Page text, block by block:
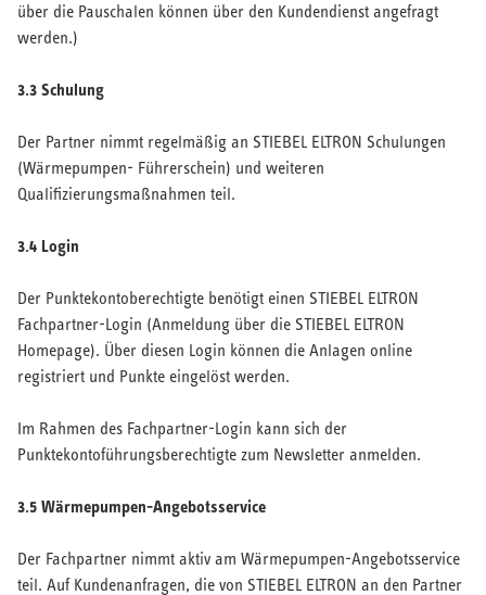
über die Pauschalen können über den Kundendienst angefragt
werden.)
3.3 Schulung
Der Partner nimmt regelmäßig an STIEBEL ELTRON Schulungen
(Wärmepumpen- Führerschein) und weiteren
Qualifizierungsmaßnahmen teil.
3.4 Login
Der Punktekontoberechtigte benötigt einen STIEBEL ELTRON
Fachpartner-Login (Anmeldung über die STIEBEL ELTRON
Homepage). Über diesen Login können die Anlagen online
registriert und Punkte eingelöst werden.
Im Rahmen des Fachpartner-Login kann sich der
Punktekontoführungsberechtigte zum Newsletter anmelden.
3.5 Wärmepumpen-Angebotsservice
Der Fachpartner nimmt aktiv am Wärmepumpen-Angebotsservice
teil. Auf Kundenanfragen, die von STIEBEL ELTRON an den Partner